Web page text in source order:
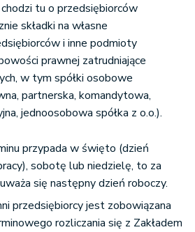
tu o przedsiębiorców
składki na własne
i inne podmioty
prawnej zatrudniające
w tym spółki osobowe
partnerska, komandytowa,
jednoosobowa spółka z o.o.).
przypada w święto (dzień
sobotę lub niedzielę, to za
się następny dzień roboczy.
przedsiębiorcy jest zobowiązana
rozliczania się z Zakładem